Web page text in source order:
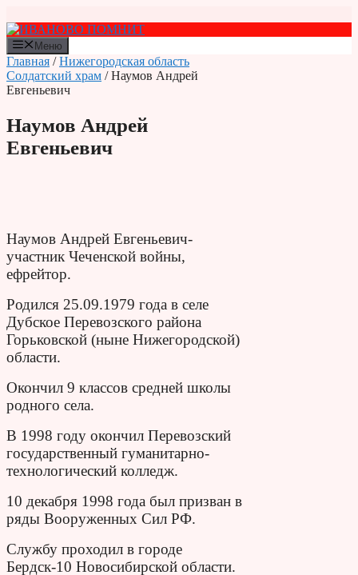
к
содержимому
Меню
Главная /Нижегородская область
Солдатский храм / Наумов Андрей
Евгеньевич
Наумов Андрей
Евгеньевич
Наумов Андрей Евгеньевич-
участник Чеченской войны,
ефрейтор.
Родился 25.09.1979 года в селе
Дубское Перевозского района
Горьковской (ныне Нижегородской)
области.
Окончил 9 классов средней школы
родного села.
В 1998 году окончил Перевозский
государственный гуманитарно-
технологический колледж.
10 декабря 1998 года был призван в
ряды Вооруженных Сил РФ.
Службу проходил в городе
Бердск-10 Новосибирской области.